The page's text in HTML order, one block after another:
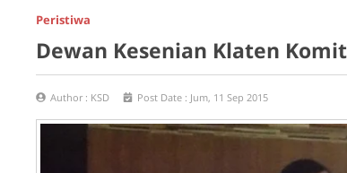
Peristiwa
Dewan Kesenian Klaten
Author : KSD Post Date : Jum, 11 Sep 2015